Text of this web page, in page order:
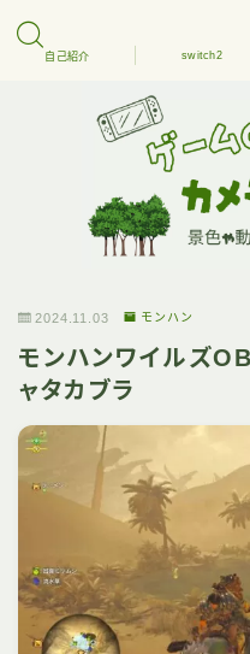
自己紹介 switch2
2024.11.03 モンハン
モンハンワイルズ
ャタカブラ